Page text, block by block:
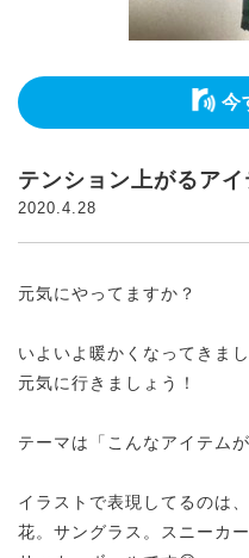
今
テンション上がるア
2020.4.28
元気にやってますか？
いよいよ暖かくなってきまし
元気に行きましょう！
テーマは「こんなアイテム
イラストで表現してるのは
花。サングラス。スニーカー